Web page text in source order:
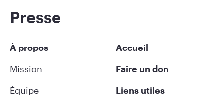
Presse
À propos
Mission
Équipe
Accueil
Faire un don
Liens utiles